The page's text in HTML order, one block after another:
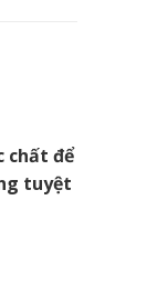
chất để
tuyệt